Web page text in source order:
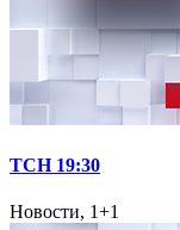
ТСН 19:30
Новости, 1+1